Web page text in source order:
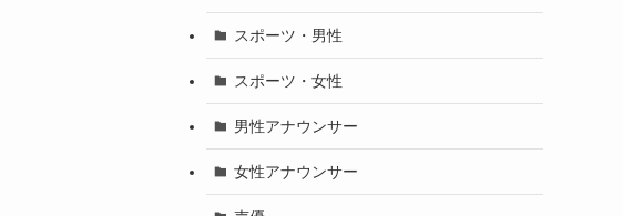
スポーツ・男性
スポーツ・女性
男性アナウンサー
女性アナウンサー